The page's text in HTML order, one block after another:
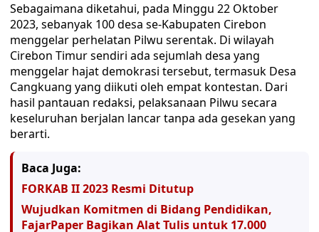
Sebagaimana diketahui, pada Minggu 22 Oktober
2023, sebanyak 100 desa se-Kabupaten Cirebon
menggelar perhelatan Pilwu serentak. Di wilayah
Cirebon Timur sendiri ada sejumlah desa yang
menggelar hajat demokrasi tersebut, termasuk Desa
Cangkuang yang diikuti oleh empat kontestan. Dari
hasil pantauan redaksi, pelaksanaan Pilwu secara
keseluruhan berjalan lancar tanpa ada gesekan yang
berarti.
Baca Juga:
FORKAB II 2023 Resmi Ditutup
Wujudkan Komitmen di Bidang Pendidikan,
FajarPaper Bagikan Alat Tulis untuk 17.000